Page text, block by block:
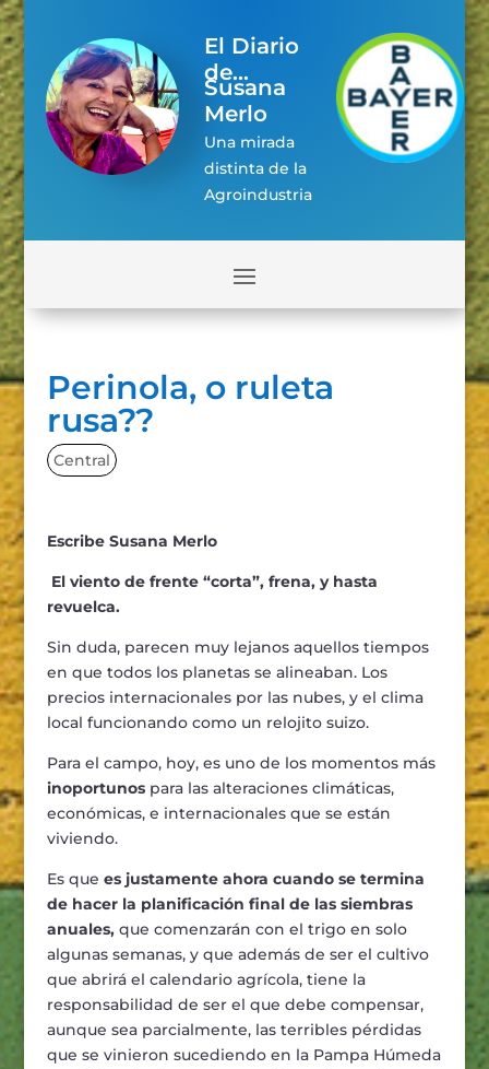
El Diario
de...
Susana
Merlo
Una mirada
distinta de la
Agroindustria
Perinola, o ruleta
rusa??
Central
Escribe Susana Merlo
El viento de frente “corta”, frena, y hasta
revuelca.
Sin duda, parecen muy lejanos aquellos tiempos
en que todos los planetas se alineaban. Los
precios internacionales por las nubes, y el clima
local funcionando como un relojito suizo.
Para el campo, hoy, es uno de los momentos más
inoportunospara las alteraciones climáticas,
económicas, e internacionales que se están
viviendo.
Es que es justamente ahora cuando se termina
de hacer la planificación final de las siembras
anuales,que comenzarán con el trigo en solo
algunas semanas, y que además de ser el cultivo
que abrirá el calendario agrícola, tiene la
responsabilidad de ser el que debe compensar,
aunque sea parcialmente, las terribles pérdidas
que se vinieron sucediendo en la Pampa Húmeda